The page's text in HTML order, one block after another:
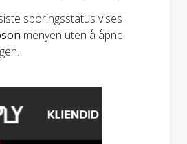
sporingsstatus vises
menyen uten å åpne